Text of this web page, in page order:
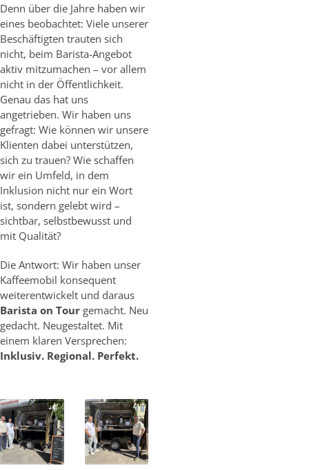
Denn über die Jahre haben wir
eines beobachtet: Viele unserer
Beschäftigten trauten sich
nicht, beim Barista-Angebot
aktiv mitzumachen – vor allem
nicht in der Öffentlichkeit.
Genau das hat uns
angetrieben. Wir haben uns
gefragt: Wie können wir unsere
Klienten dabei unterstützen,
sich zu trauen? Wie schaffen
wir ein Umfeld, in dem
Inklusion nicht nur ein Wort
ist, sondern gelebt wird –
sichtbar, selbstbewusst und
mit Qualität?
Die Antwort: Wir haben unser
Kaffeemobil konsequent
weiterentwickelt und daraus
Barista on Tour gemacht. Neu
gedacht. Neugestaltet. Mit
einem klaren Versprechen:
Inklusiv. Regional. Perfekt.